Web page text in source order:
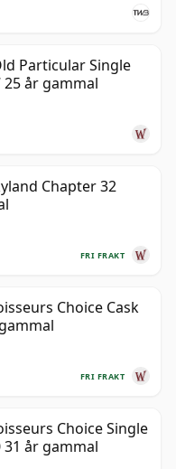
Particular Single
25 år gammal
Chapter 32
FRI FRAKT
Choice Cask
FRI FRAKT
Choice Single
31 år gammal